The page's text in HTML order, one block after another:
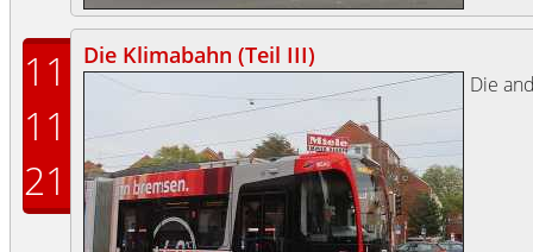
11
11
21
Die Klimabahn (Teil III)
Die